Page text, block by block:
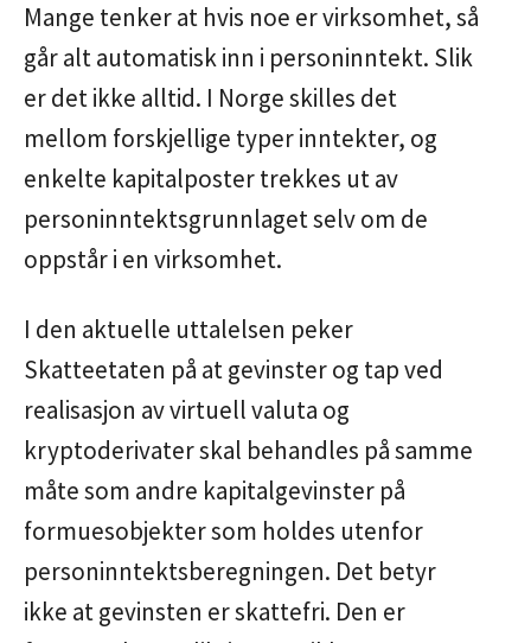
Mange tenker at hvis noe er virksomhet, så
går alt automatisk inn i personinntekt. Slik
er det ikke alltid. I Norge skilles det
mellom forskjellige typer inntekter, og
enkelte kapitalposter trekkes ut av
personinntektsgrunnlaget selv om de
oppstår i en virksomhet.
I den aktuelle uttalelsen peker
Skatteetaten på at gevinster og tap ved
realisasjon av virtuell valuta og
kryptoderivater skal behandles på samme
måte som andre kapitalgevinster på
formuesobjekter som holdes utenfor
personinntektsberegningen. Det betyr
ikke at gevinsten er skattefri. Den er